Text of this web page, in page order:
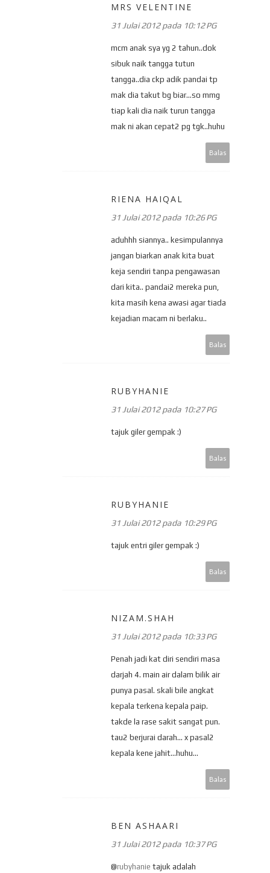
MRS VELENTINE
31 Julai 2012 pada 10:12 PG
mcm anak sya yg 2 tahun..dok
sibuk naik tangga tutun
tangga..dia ckp adik pandai tp
mak dia takut bg biar...so mmg
tiap kali dia naik turun tangga
mak ni akan cepat2 pg tgk..huhu
Balas
RIENA HAIQAL
31 Julai 2012 pada 10:26 PG
aduhhh siannya.. kesimpulannya
jangan biarkan anak kita buat
keja sendiri tanpa pengawasan
dari kita.. pandai2 mereka pun,
kita masih kena awasi agar tiada
kejadian macam ni berlaku..
Balas
RUBYHANIE
31 Julai 2012 pada 10:27 PG
tajuk giler gempak :)
Balas
RUBYHANIE
31 Julai 2012 pada 10:29 PG
tajuk entri giler gempak :)
Balas
NIZAM.SHAH
31 Julai 2012 pada 10:33 PG
Penah jadi kat diri sendiri masa
darjah 4. main air dalam bilik air
punya pasal. skali bile angkat
kepala terkena kepala paip.
takde la rase sakit sangat pun.
tau2 berjurai darah... x pasal2
kepala kene jahit...huhu...
Balas
BEN ASHAARI
31 Julai 2012 pada 10:37 PG
@rubyhanie tajuk adalah